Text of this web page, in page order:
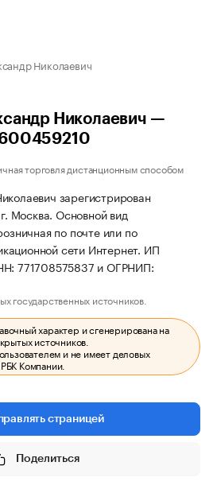
Николаевич
Николаевич —
торговля дистанционным способом
зарегистрирован
Москва. Основной вид
по почте или по
сети Интернет. ИП
771708575837 и ОГРНИП:
государственных источников.
характер и сгенерирована на
источников.
и не имеет деловых
Компании.
страницей
Поделиться